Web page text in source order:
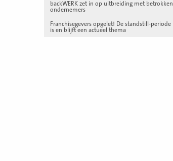
backWERK zet in op uitbreiding met betrokken
ondernemers
Franchisegevers opgelet! De standstill-periode
is en blijft een actueel thema